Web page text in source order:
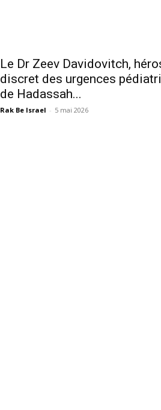
Le Dr Zeev Davidovitch,
discret des urgences
de Hadassah...
Rak Be Israel - 5 mai 2026